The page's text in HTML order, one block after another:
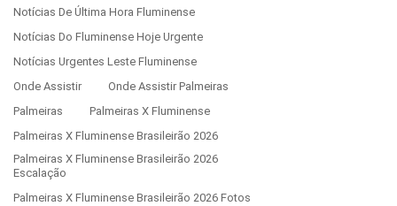
Notícias De Última Hora Fluminense
Notícias Do Fluminense Hoje Urgente
Notícias Urgentes Leste Fluminense
Onde Assistir
Onde Assistir Palmeiras
Palmeiras
Palmeiras X Fluminense
Palmeiras X Fluminense Brasileirão 2026
Palmeiras X Fluminense Brasileirão 2026
Escalação
Palmeiras X Fluminense Brasileirão 2026 Fotos